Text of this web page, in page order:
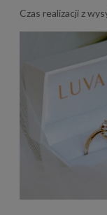
Czas realizacji z